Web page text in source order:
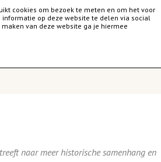
cookies om bezoek te meten en om het voor
op deze website te delen via social
van deze website ga je hiermee
naar meer historische samenhang en